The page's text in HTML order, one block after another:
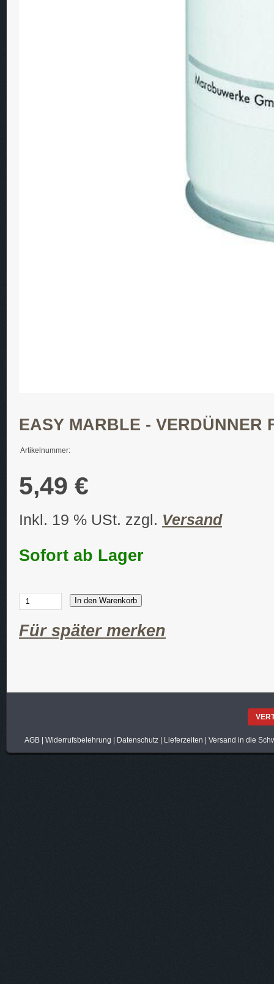
EASY MARBLE - VERDÜNNER
Artikelnummer:
5,49 €
Inkl. 19 % USt. zzgl. Versand
Sofort ab Lager
In den Warenkorb
Für später merken
AGB| Widerrufsbelehrung | Datenschutz| Lieferzeiten | Versand in die